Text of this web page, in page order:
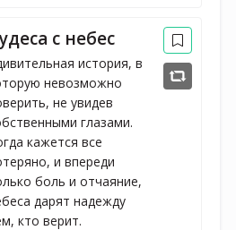
с небес
история, в
невозможно
не увидев
глазами.
кажется все
и впереди
боль и отчаяние,
дарят надежду
кто верит.